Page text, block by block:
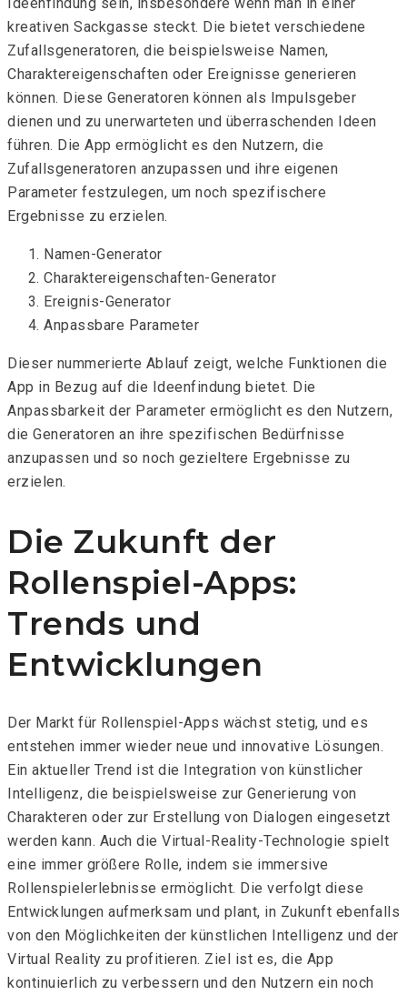
Ideenfindung sein, insbesondere wenn man in einer
kreativen Sackgasse steckt. Die bietet verschiedene
Zufallsgeneratoren, die beispielsweise Namen,
Charaktereigenschaften oder Ereignisse generieren
können. Diese Generatoren können als Impulsgeber
dienen und zu unerwarteten und überraschenden Ideen
führen. Die App ermöglicht es den Nutzern, die
Zufallsgeneratoren anzupassen und ihre eigenen
Parameter festzulegen, um noch spezifischere
Ergebnisse zu erzielen.
Namen-Generator
Charaktereigenschaften-Generator
Ereignis-Generator
Anpassbare Parameter
Dieser nummerierte Ablauf zeigt, welche Funktionen die
App in Bezug auf die Ideenfindung bietet. Die
Anpassbarkeit der Parameter ermöglicht es den Nutzern,
die Generatoren an ihre spezifischen Bedürfnisse
anzupassen und so noch gezieltere Ergebnisse zu
erzielen.
Die Zukunft der
Rollenspiel-Apps:
Trends und
Entwicklungen
Der Markt für Rollenspiel-Apps wächst stetig, und es
entstehen immer wieder neue und innovative Lösungen.
Ein aktueller Trend ist die Integration von künstlicher
Intelligenz, die beispielsweise zur Generierung von
Charakteren oder zur Erstellung von Dialogen eingesetzt
werden kann. Auch die Virtual-Reality-Technologie spielt
eine immer größere Rolle, indem sie immersive
Rollenspielerlebnisse ermöglicht. Die verfolgt diese
Entwicklungen aufmerksam und plant, in Zukunft ebenfalls
von den Möglichkeiten der künstlichen Intelligenz und der
Virtual Reality zu profitieren. Ziel ist es, die App
kontinuierlich zu verbessern und den Nutzern ein noch